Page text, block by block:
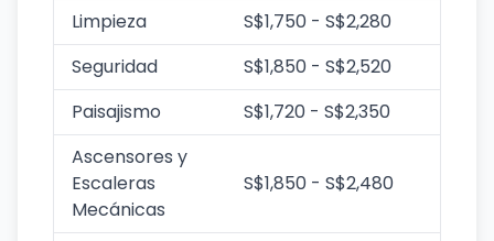
Limpieza
S$1,750 - S$2,280
Seguridad
S$1,850 - S$2,520
Paisajismo
S$1,720 - S$2,350
Ascensores y
Escaleras
Mecánicas
S$1,850 - S$2,480